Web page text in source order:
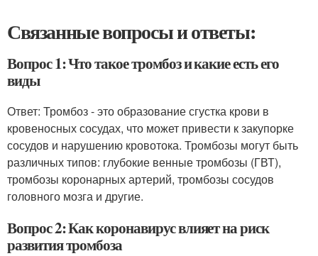
Связанные вопросы и ответы:
Вопрос 1: Что такое тромбоз и какие есть его
виды
Ответ: Тромбоз - это образование сгустка крови в
кровеносных сосудах, что может привести к закупорке
сосудов и нарушению кровотока. Тромбозы могут быть
различных типов: глубокие венные тромбозы (ГВТ),
тромбозы коронарных артерий, тромбозы сосудов
головного мозга и другие.
Вопрос 2: Как коронавирус влияет на риск
развития тромбоза